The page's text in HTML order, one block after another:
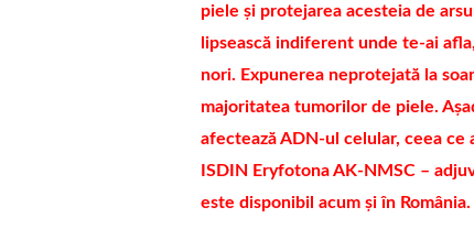
piele și protejarea acesteia de
lipsească indiferent unde te-ai
nori. Expunerea neprotejată la
majoritatea tumorilor de piele.
afectează ADN-ul celular, ceea
ISDIN Eryfotona AK-NMSC –
este disponibil acum și în România.